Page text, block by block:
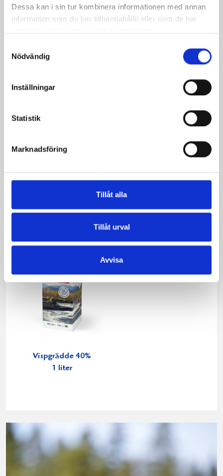
Dessa kan i sin tur kombinera informationen med annan
information som du har tillhandahållit eller som de har
Nödvändig
Inställningar
Statistik
Marknadsföring
Tillåt alla
Tillåt urval
Avvisa
Fraichen 13%
500g
Laktosfri 30% 1
liter
Vispgrädde 40%
1 liter